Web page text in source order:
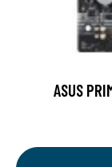
ASUS